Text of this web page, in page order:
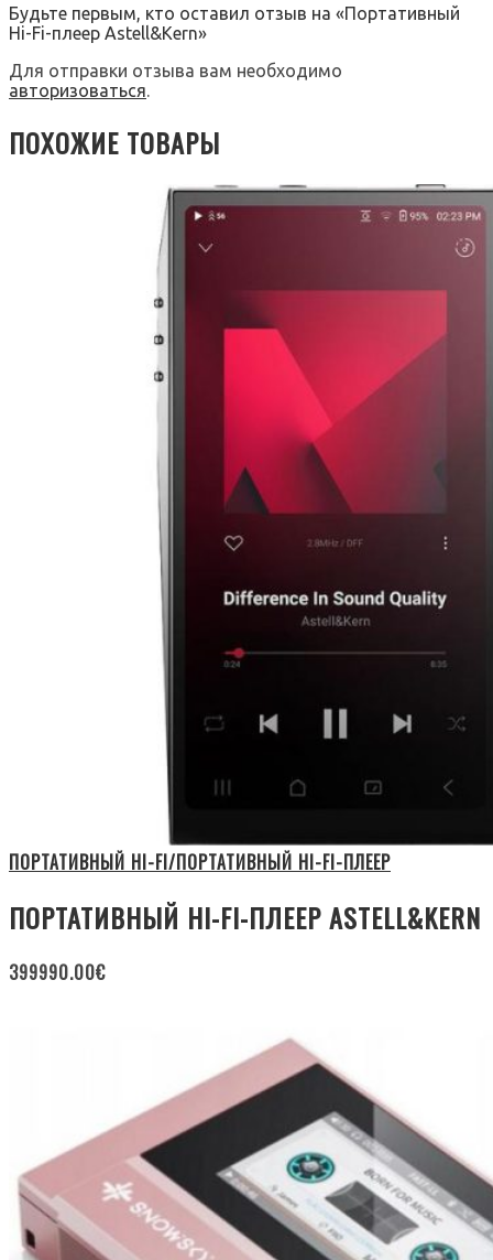
Будьте первым, кто оставил отзыв на «Портативный
Hi-Fi-плеер Astell&Kern»
Для отправки отзыва вам необходимо
авторизоваться.
ПОХОЖИЕ ТОВАРЫ
ПОРТАТИВНЫЙ HI-FI/ПОРТАТИВНЫЙ HI-FI-ПЛЕЕР
ПОРТАТИВНЫЙ HI-FI-ПЛЕЕР ASTELL&KERN
399990.00€